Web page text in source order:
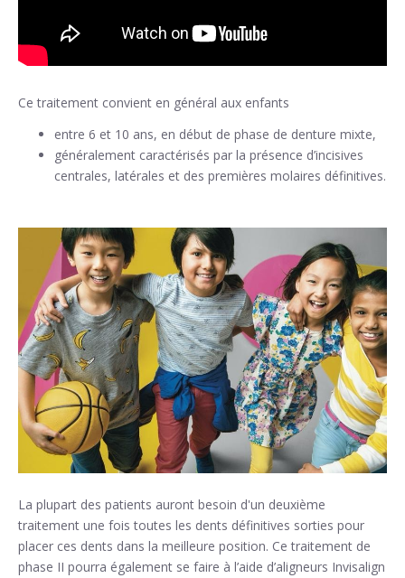
Ce traitement convient en général aux enfants
entre 6 et 10 ans, en début de phase de denture mixte,
généralement caractérisés par la présence d’incisives
centrales, latérales et des premières molaires définitives.
La plupart des patients auront besoin d'un deuxième
traitement une fois toutes les dents définitives sorties pour
placer ces dents dans la meilleure position. Ce traitement de
phase II pourra également se faire à l’aide d’aligneurs Invisalign